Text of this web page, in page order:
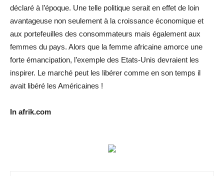
déclaré à l’époque. Une telle politique serait en effet de loin
avantageuse non seulement à la croissance économique et
aux portefeuilles des consommateurs mais également aux
femmes du pays. Alors que la femme africaine amorce une
forte émancipation, l’exemple des Etats-Unis devraient les
inspirer. Le marché peut les libérer comme en son temps il
avait libéré les Américaines !
In afrik.com